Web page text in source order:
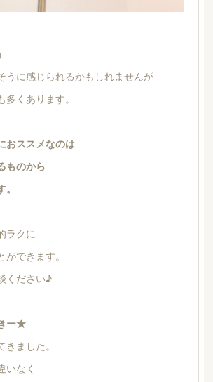
うに感じられるかもしれませんが
くあります。
おススメなのは
ものから
ラクに
できます。
ください♪
ー★
ました。
いなく